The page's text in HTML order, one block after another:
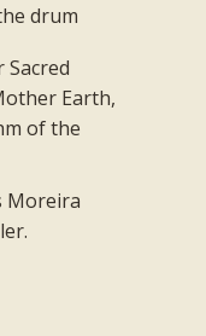
drum
Earth,
of the
Moreira